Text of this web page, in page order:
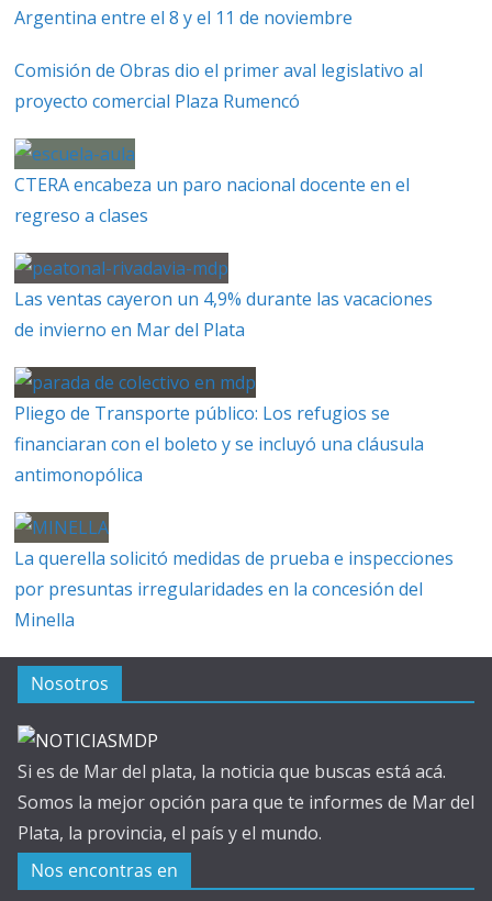
Argentina entre el 8 y el 11 de noviembre
Comisión de Obras dio el primer aval legislativo al
proyecto comercial Plaza Rumencó
CTERA encabeza un paro nacional docente en el
regreso a clases
Las ventas cayeron un 4,9% durante las vacaciones
de invierno en Mar del Plata
Pliego de Transporte público: Los refugios se
financiaran con el boleto y se incluyó una cláusula
antimonopólica
La querella solicitó medidas de prueba e inspecciones
por presuntas irregularidades en la concesión del
Minella
Nosotros
Si es de Mar del plata, la noticia que buscas está acá.
Somos la mejor opción para que te informes de Mar del
Plata, la provincia, el país y el mundo.
Nos encontras en